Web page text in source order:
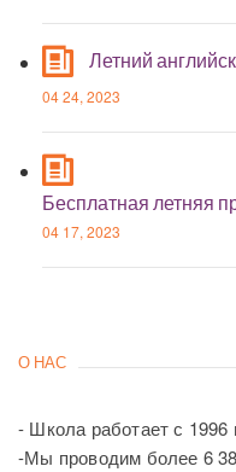
Летний
04 24, 2023
Бесплатная летняя
04 17, 2023
О НАС
- Школа работает с 1996
-Мы проводим более 6